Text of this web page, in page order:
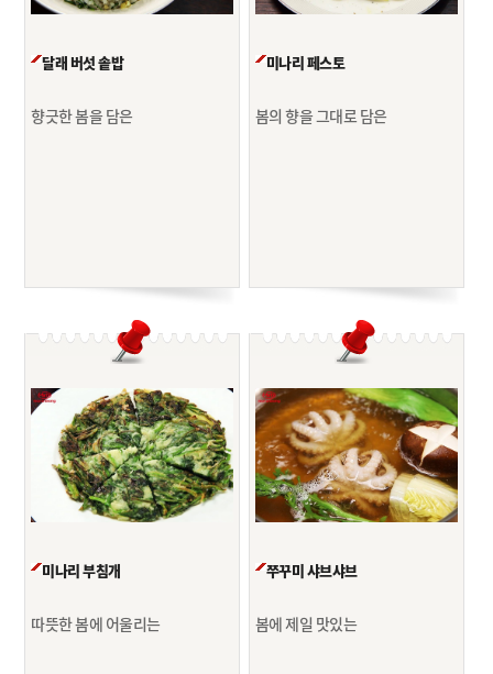
달래 버섯 솥밥
향긋한 봄을 담은
미나리 페스토
봄의 향을 그대로 담은
미나리 부침개
따뜻한 봄에 어울리는
쭈꾸미 샤브샤브
봄에 제일 맛있는